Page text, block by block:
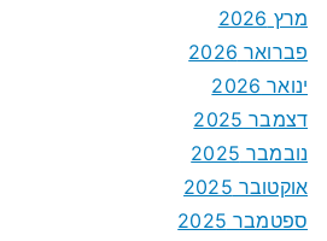
מרץ 2026
פברואר 2026
ינואר 2026
דצמבר 2025
נובמבר 2025
אוקטובר 2025
ספטמבר 2025